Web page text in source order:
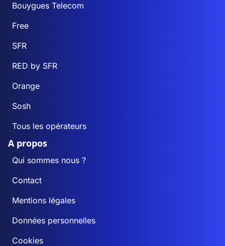
Bouygues Telecom
Free
SFR
RED by SFR
Orange
Sosh
Tous les opérateurs
A propos
Qui sommes nous ?
Contact
Mentions légales
Données personnelles
Cookies